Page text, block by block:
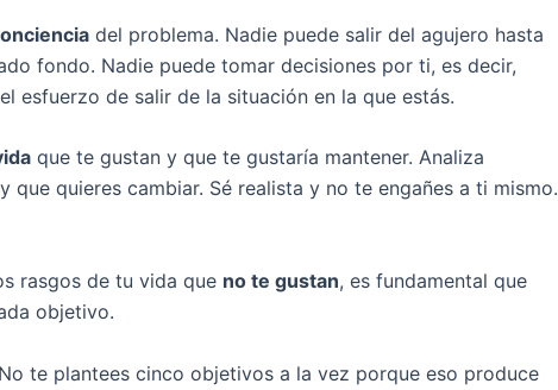
del problema. Nadie puede salir del agujero hasta
fondo. Nadie puede tomar decisiones por ti, es decir,
esfuerzo de salir de la situación en la que estás.
que te gustan y que te gustaría mantener. Analiza
quieres cambiar. Sé realista y no te engañes a ti mismo.
rasgos de tu vida que no te gustan, es fundamental que
objetivo.
te plantees cinco objetivos a la vez porque eso produce